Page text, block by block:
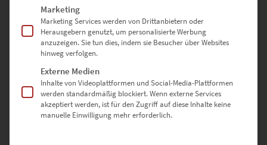
Auftritt davon nicht ablenken. So kommen die Planeten, die
Berliner Attraktionen, Stuttgarter Sehenswürdigkeiten oder den
Schick der schwäbischen Kleinstadt als eigenständiges Erdenrund
darstellen, besonders eindrucksvoll zur Geltung.
Bildwirkung mit einem Format
betonen, das quadratisch ist
Marketing
Marketing Services werden von Drittanbietern oder
Herausgebern genutzt, um personalisierte Werbung
anzuzeigen. Sie tun dies, indem sie Besucher über Websites
hinweg verfolgen.
Externe Medien
Inhalte von Videoplattformen und Social-Media-Plattformen
werden standardmäßig blockiert. Wenn externe Services
akzeptiert werden, ist für den Zugriff auf diese Inhalte keine
manuelle Einwilligung mehr erforderlich.